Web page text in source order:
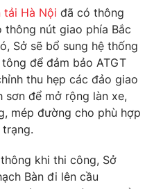
tải Hà Nội đã có thông
nút giao phía Bắc
Sở sẽ bổ sung hệ thống
để đảm bảo ATGT
thu hẹp các đảo giao
sơn để mở rộng làn xe,
mép đường cho phù hợp
khi thi công, Sở
Bàn đi lên cầu